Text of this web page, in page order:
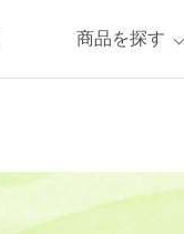
商品を探す